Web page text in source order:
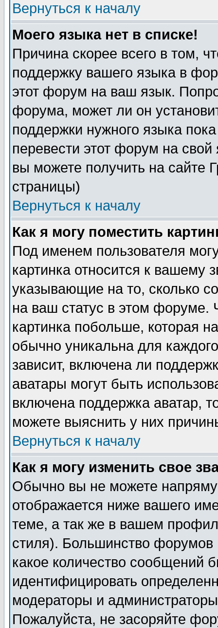
Вернуться к началу
Моего языка нет в списке!
Причина скорее всего в том,
поддержку вашего языка в
этот форум на ваш язык.
форума, может ли он
поддержки нужного языка
перевести этот форум на
вы можете получить на сайте
страницы)
Вернуться к началу
Как я могу поместить
Под именем пользователя
картинка относится к вашему
указывающие на то, сколько
на ваш статус в этом форуме.
картинка побольше, которая
обычно уникальна для
зависит, включена ли
аватары могут быть
включена поддержка аватар,
можете выяснить у них
Вернуться к началу
Как я могу изменить свое
Обычно вы не можете
отображается ниже вашего
теме, а так же в вашем
стиля). Большинство форумов
какое количество сообщений
идентифицировать
модераторы и
Пожалуйста, не засоряйте